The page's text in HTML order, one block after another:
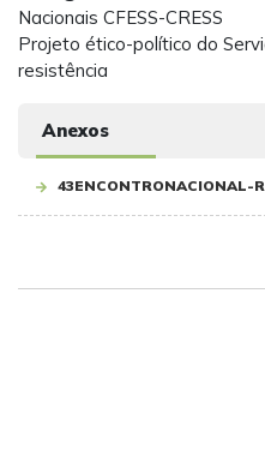
Nacionais CFESS-CRESS
Projeto ético-político do
resistência
Anexos
43ENCONTRONACIONAL-